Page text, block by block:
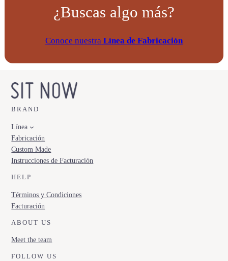
¿Buscas algo más?
Conoce nuestra Línea de Fabricación
BRAND
Línea
Fabricación
Custom Made
Instrucciones de Facturación
HELP
Términos y Condiciones
Facturación
ABOUT US
Meet the team
FOLLOW US